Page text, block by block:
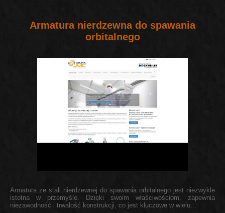
Armatura nierdzewna do spawania
orbitalnego
Armatura ze stali nierdzewnej do spawania orbitalnego jest niezwykle
istotna w przemyśle. Dzięki swoim właściwościom, zapewnia
niezawodność i trwałość konstrukcji, co jest kluczowe w wielu...